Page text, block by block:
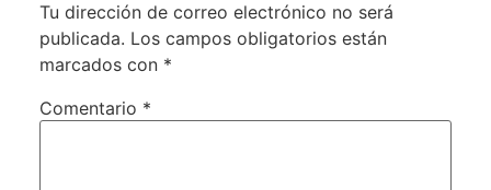
Tu dirección de correo electrónico no será
publicada. Los campos obligatorios están
marcados con *
Comentario *